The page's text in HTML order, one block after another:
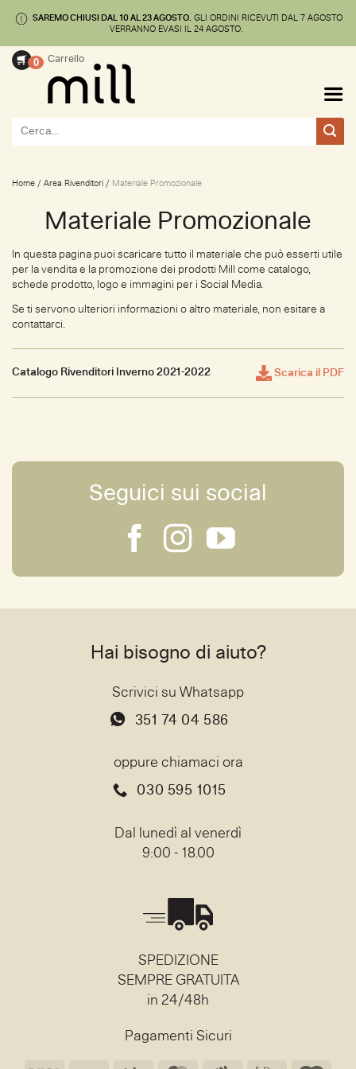
Salta
0 Carrello
Home / Area Rivenditori / Materiale Promozionale
Materiale Promozionale
In questa pagina puoi scaricare tutto il materiale che può esserti utile
per la vendita e la promozione dei prodotti Mill come catalogo,
schede prodotto, logo e immagini per i Social Media.
Se ti servono ulteriori informazioni o altro materiale, non esitare a
contattarci.
Catalogo Rivenditori Inverno 2021-2022 Scarica il PDF
Seguici sui social
Hai bisogno di aiuto?
SPEDIZIONE
SEMPRE GRATUITA
in 24/48h
Pagamenti Sicuri
Scrivici su Whatsapp
351 74 04 586
oppure chiamaci ora
030 595 1015
Dal lunedì al venerdì
9:00 - 18.00
🚚 SPEDIZIONE GRATUITA ENTRO 24/48 ORE
SAREMO CHIUSI DAL 10 AL 23 AGOSTO. GLI ORDINI RICEVUTI DAL 7 AGOSTO
VERRANNO EVASI IL 24 AGOSTO.